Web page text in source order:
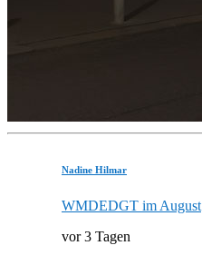
Nadine Hilmar
WMDEDGT im August
vor 3 Tagen